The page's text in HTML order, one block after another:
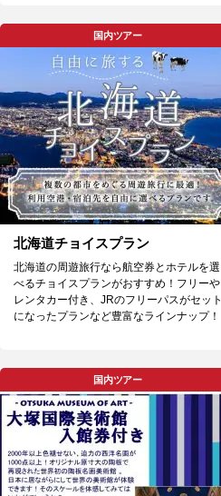
国内ツアー
北海道チョイスプラン
北海道の周遊旅行なら航空券とホテルを選
べるチョイスプランがおすすめ！フリーや
レンタカー付き、JRのフリーパスがセット
になったプランなど豊富なラインナップ！
国内ツアー